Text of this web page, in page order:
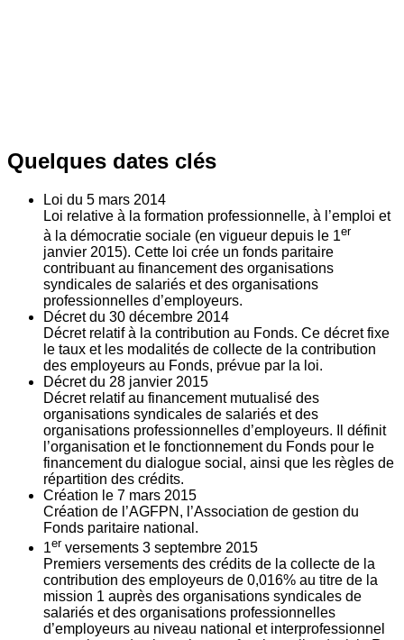
Quelques dates clés
Loi du 5 mars 2014
Loi relative à la formation professionnelle, à l’emploi et
à la démocratie sociale (en vigueur depuis le 1er
janvier 2015). Cette loi crée un fonds paritaire
contribuant au financement des organisations
syndicales de salariés et des organisations
professionnelles d’employeurs.
Décret du 30 décembre 2014
Décret relatif à la contribution au Fonds. Ce décret fixe
le taux et les modalités de collecte de la contribution
des employeurs au Fonds, prévue par la loi.
Décret du 28 janvier 2015
Décret relatif au financement mutualisé des
organisations syndicales de salariés et des
organisations professionnelles d’employeurs. Il définit
l’organisation et le fonctionnement du Fonds pour le
financement du dialogue social, ainsi que les règles de
répartition des crédits.
Création le 7 mars 2015
Création de l’AGFPN, l’Association de gestion du
Fonds paritaire national.
1er versements 3 septembre 2015
Premiers versements des crédits de la collecte de la
contribution des employeurs de 0,016% au titre de la
mission 1 auprès des organisations syndicales de
salariés et des organisations professionnelles
d’employeurs au niveau national et interprofessionnel